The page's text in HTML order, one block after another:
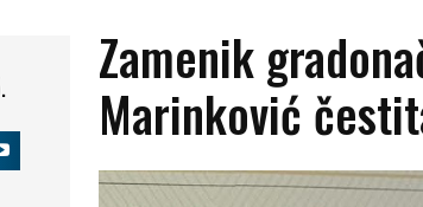
Zamenik
Marinković